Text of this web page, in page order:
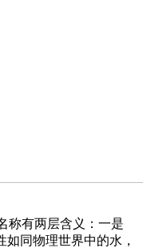
称有两层含义：一是
同物理世界中的水，